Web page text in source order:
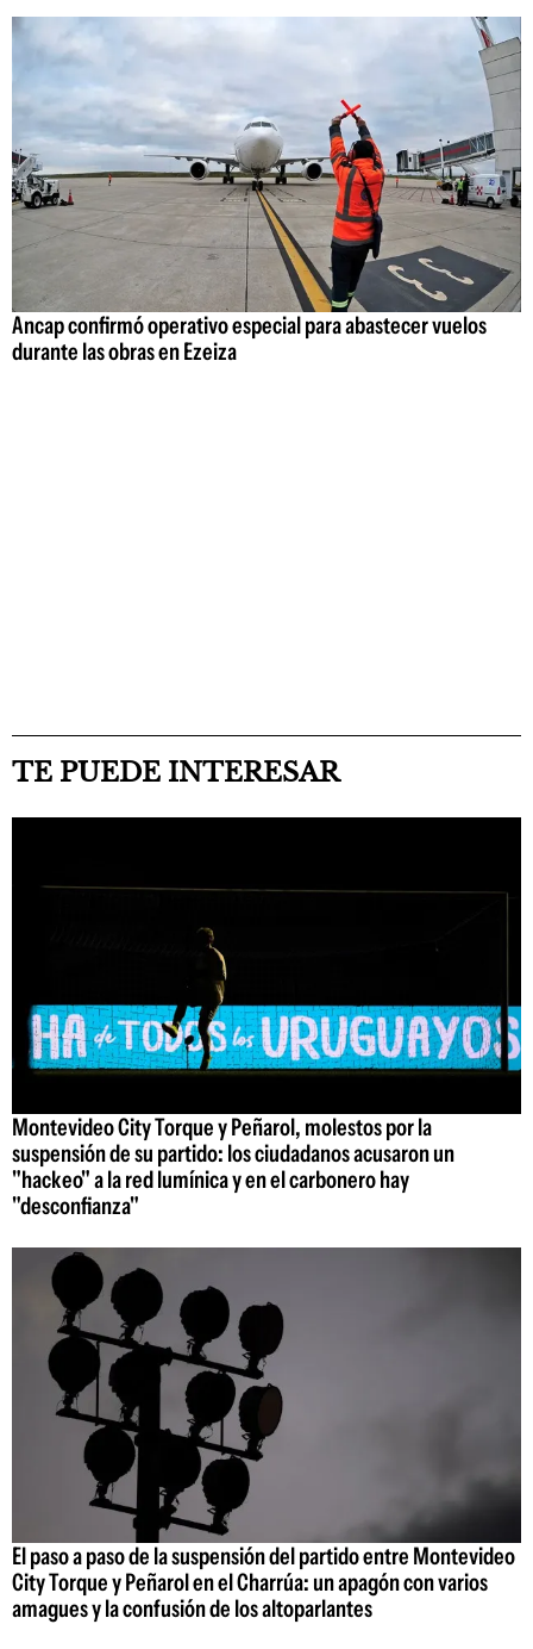
Ancap confirmó operativo especial para abastecer vuelos
durante las obras en Ezeiza
TE PUEDE INTERESAR
Montevideo City Torque y Peñarol, molestos por la
suspensión de su partido: los ciudadanos acusaron un
"hackeo" a la red lumínica y en el carbonero hay
"desconfianza"
El paso a paso de la suspensión del partido entre Montevideo
City Torque y Peñarol en el Charrúa: un apagón con varios
amagues y la confusión de los altoparlantes